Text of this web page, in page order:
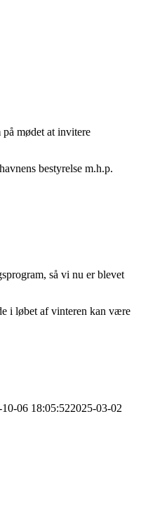
mødet at invitere
bestyrelse m.h.p.
så vi nu er blevet
i løbet af vinteren kan være
10-06 18:05:522025-03-02